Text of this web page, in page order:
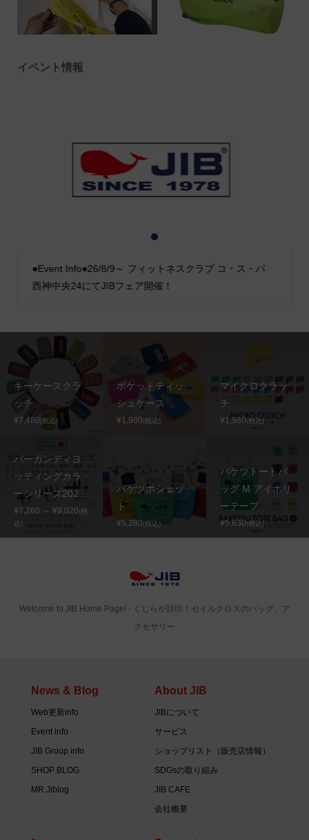
イベント情報
●Event Info●26/8/9～ フィットネスクラブ コ・ス・パ
西神中央24にてJIBフェア開催！
2
キーケースクラ
ッチ
¥7,480(税込)
ポケットティッ
シュケース
¥1,980(税込)
マイクロクラッ
チ
¥1,980(税込)
バーガンディヨ
ッティングカラ
ーシリーズ202...
¥7,260 ～ ¥9,020(税
込)
バケツポシェッ
ト
¥5,280(税込)
バケツトートバ
ッグ M アイボリ
ーテープ
¥5,830(税込)
Welcome to JIB Home Page! ‐ くじらが目印！セイルクロスのバッグ、ア
クセサリー
News & Blog
Web更新info
Event info
JIB Group info
SHOP BLOG
MR.Jiblog
About JIB
JIBについて
サービス
ショップリスト（販売店情報）
SDGsの取り組み
JIB CAFE
会社概要